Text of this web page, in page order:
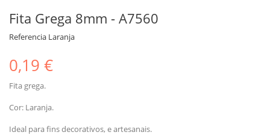
Fita Grega 8mm - A7560
Referencia Laranja
0,19 €
Fita grega.
Cor: Laranja.
Ideal para fins decorativos, e artesanais.